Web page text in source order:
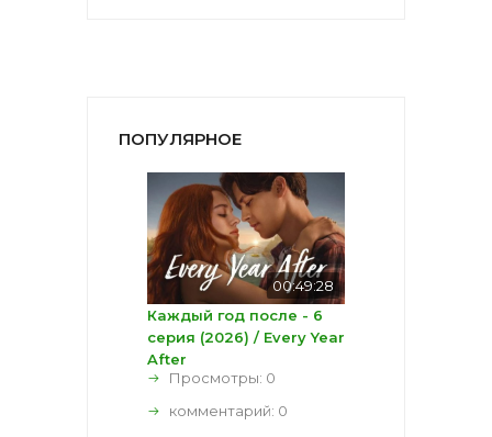
ПОПУЛЯРНОЕ
00:49:28
Каждый год после - 6
серия (2026) / Every Year
After
Просмотры: 0
комментарий: 0